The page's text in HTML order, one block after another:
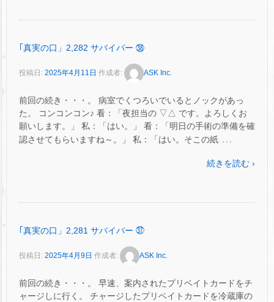
｢真実の口」2,282 サバイバー ㊳
投稿日: 2025年4月11日 作成者: ASK Inc.
前回の続き・・・。 病室でくつろいでいるとノックがあっ
た。 コンコンコン♪ 看：「夜担当の ▽△ です。よろしくお
願いします。」 私：「はい。」 看：「明日の手術の準備を確
認させてもらいますね～。」 私：「はい。そこの紙 …
続きを読む ›
｢真実の口」2,281 サバイバー ㊲
投稿日: 2025年4月9日 作成者: ASK Inc.
前回の続き・・・。 早速、案内されたプリベイトカードをチ
ャージしに行く。 チャージしたプリベイトカードを冷蔵庫の